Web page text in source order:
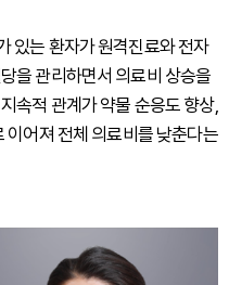
있는 환자가 원격진료와 전자
을 관리하면서 의료비 상승을
속적 관계가 약물 순응도 향상,
이어져 전체 의료비를 낮춘다는